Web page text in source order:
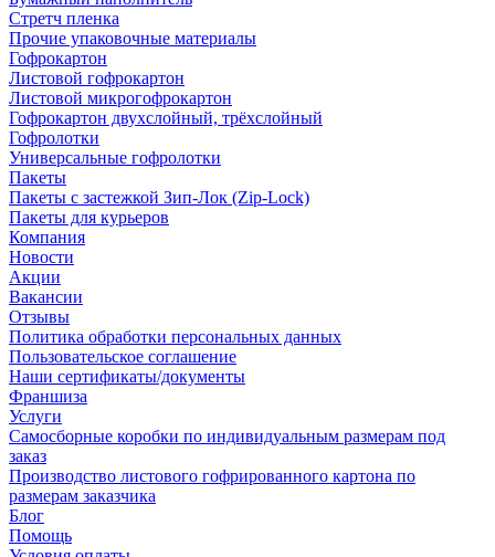
Стретч пленка
Прочие упаковочные материалы
Гофрокартон
Листовой гофрокартон
Листовой микрогофрокартон
Гофрокартон двухслойный, трёхслойный
Гофролотки
Универсальные гофролотки
Пакеты
Пакеты с застежкой Зип-Лок (Zip-Lock)
Пакеты для курьеров
Компания
Новости
Акции
Вакансии
Отзывы
Политика обработки персональных данных
Пользовательское соглашение
Наши сертификаты/документы
Франшиза
Услуги
Самосборные коробки по индивидуальным размерам под
заказ
Производство листового гофрированного картона по
размерам заказчика
Блог
Помощь